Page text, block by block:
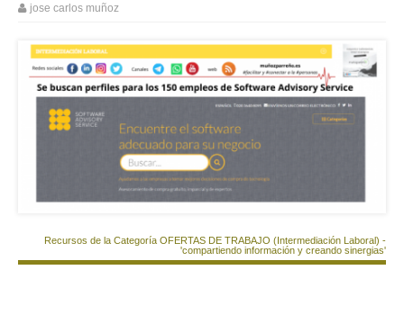
jose carlos muñoz
Recursos de la Categoría OFERTAS DE TRABAJO (Intermediación Laboral) -
'compartiendo información y creando sinergias'